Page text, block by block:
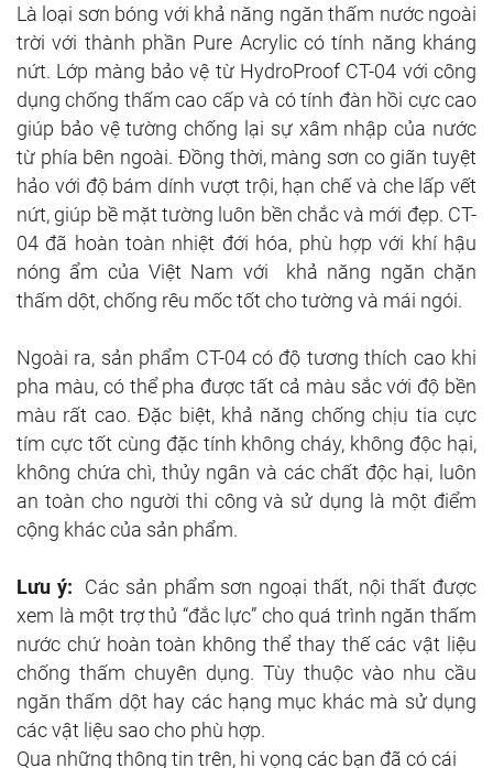
Là loại sơn bóng với khả năng ngăn thấm nước ngoài
trời với thành phần Pure Acrylic có tính năng kháng
nứt. Lớp màng bảo vệ từ HydroProof CT-04 với công
dụng chống thấm cao cấp và có tính đàn hồi cực cao
giúp bảo vệ tường chống lại sự xâm nhập của nước
từ phía bên ngoài. Đồng thời, màng sơn co giãn tuyệt
hảo với độ bám dính vượt trội, hạn chế và che lấp vết
nứt, giúp bề mặt tường luôn bền chắc và mới đẹp. CT-
04 đã hoàn toàn nhiệt đới hóa, phù hợp với khí hậu
nóng ẩm của Việt Nam với khả năng ngăn chặn
thấm dột, chống rêu mốc tốt cho tường và mái ngói.
Ngoài ra, sản phẩm CT-04 có độ tương thích cao khi
pha màu, có thể pha được tất cả màu sắc với độ bền
màu rất cao. Đặc biệt, khả năng chống chịu tia cực
tím cực tốt cùng đặc tính không cháy, không độc hại,
không chứa chì, thủy ngân và các chất độc hại, luôn
an toàn cho người thi công và sử dụng là một điểm
cộng khác của sản phẩm.
Lưu ý: Các sản phẩm sơn ngoại thất, nội thất được
xem là một trợ thủ “đắc lực” cho quá trình ngăn thấm
nước chứ hoàn toàn không thể thay thế các vật liệu
chống thấm chuyên dụng. Tùy thuộc vào nhu cầu
ngăn thấm dột hay các hạng mục khác mà sử dụng
các vật liệu sao cho phù hợp.
Qua những thông tin trên, hi vọng các bạn đã có cái